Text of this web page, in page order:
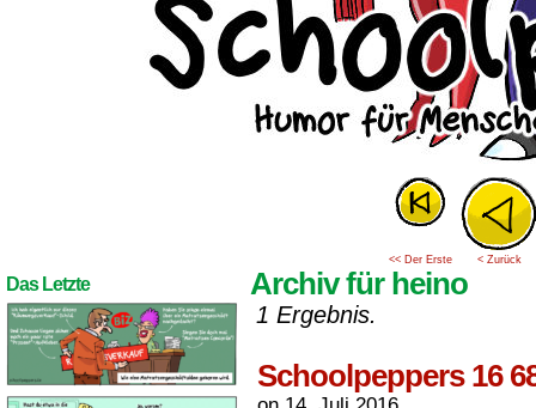
<< Der Erste < Zurück
Das Letzte Archiv für heino
1 Ergebnis.
Schoolpeppers 16